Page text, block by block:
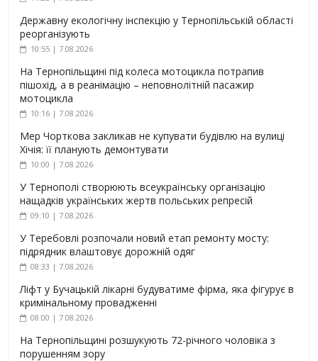
Державну екологічну інспекцію у Тернопільській області
реорганізують
10:55 | 7.08.2026
На Тернопільщині під колеса мотоцикла потрапив
пішохід, а в реанімацію – неповнолітній пасажир
мотоцикла
10:16 | 7.08.2026
Мер Чорткова закликав не купувати будівлю на вулиці
Хічія: її планують демонтувати
10:00 | 7.08.2026
У Тернополі створюють всеукраїнську організацію
нащадків українських жертв польських репресій
09:10 | 7.08.2026
У Теребовлі розпочали новий етап ремонту мосту:
підрядник влаштовує дорожній одяг
08:33 | 7.08.2026
Ліфт у Бучацькій лікарні будуватиме фірма, яка фігурує в
кримінальному провадженні
08:00 | 7.08.2026
На Тернопільщині розшукують 72-річного чоловіка з
порушенням зору